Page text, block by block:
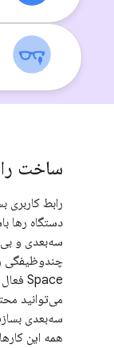
ساخت
رابط
دستگاه رها
می‌توانید
سه‌بعدی
همه این